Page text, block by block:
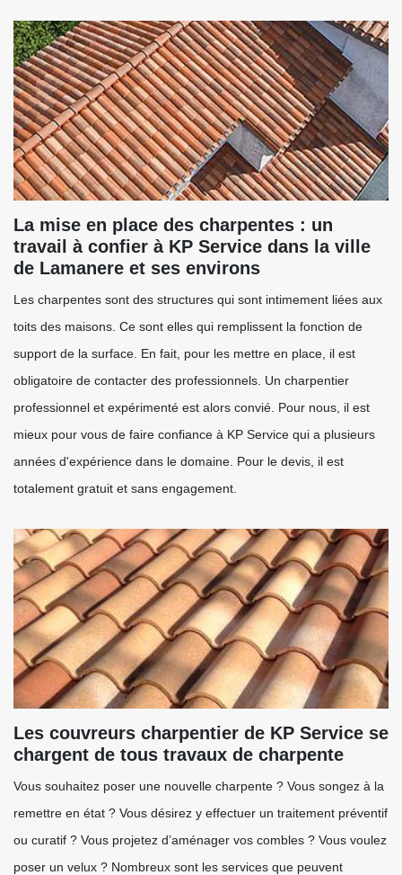
La mise en place des charpentes : un
travail à confier à KP Service dans la ville
de Lamanere et ses environs
Les charpentes sont des structures qui sont intimement liées aux
toits des maisons. Ce sont elles qui remplissent la fonction de
support de la surface. En fait, pour les mettre en place, il est
obligatoire de contacter des professionnels. Un charpentier
professionnel et expérimenté est alors convié. Pour nous, il est
mieux pour vous de faire confiance à KP Service qui a plusieurs
années d'expérience dans le domaine. Pour le devis, il est
totalement gratuit et sans engagement.
Les couvreurs charpentier de KP Service se
chargent de tous travaux de charpente
Vous souhaitez poser une nouvelle charpente ? Vous songez à la
remettre en état ? Vous désirez y effectuer un traitement préventif
ou curatif ? Vous projetez d’aménager vos combles ? Vous voulez
poser un velux ? Nombreux sont les services que peuvent